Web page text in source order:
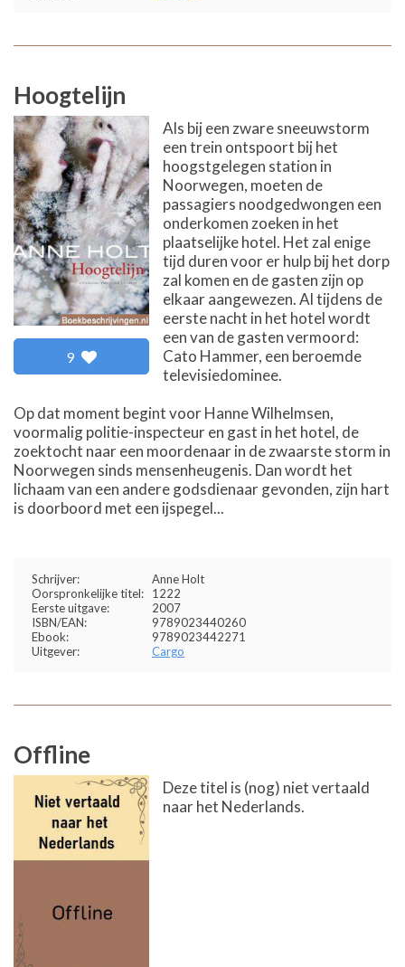
Hoogtelijn
9
Als bij een zware sneeuwstorm
een trein ontspoort bij het
hoogstgelegen station in
Noorwegen, moeten de
passagiers noodgedwongen een
onderkomen zoeken in het
plaatselijke hotel. Het zal enige
tijd duren voor er hulp bij het dorp
zal komen en de gasten zijn op
elkaar aangewezen. Al tijdens de
eerste nacht in het hotel wordt
een van de gasten vermoord:
Cato Hammer, een beroemde
televisiedominee.
Op dat moment begint voor Hanne Wilhelmsen,
voormalig politie-inspecteur en gast in het hotel, de
zoektocht naar een moordenaar in de zwaarste storm in
Noorwegen sinds mensenheugenis. Dan wordt het
lichaam van een andere godsdienaar gevonden, zijn hart
is doorboord met een ijspegel...
Schrijver:
Anne Holt
Oorspronkelijke titel:
1222
Eerste uitgave:
2007
ISBN/EAN:
9789023440260
Ebook:
9789023442271
Uitgever:
Cargo
Offline
Deze titel is (nog) niet vertaald
naar het Nederlands.